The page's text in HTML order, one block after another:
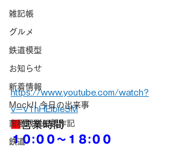
雑記帳
グルメ
鉄道模型
お知らせ
新着情報
Mock!! 今日の出来事
南極観測船製作記
鉄道
https://www.youtube.com/watch?
v=v1hHEIbieSM
■営業時間
１０:００～１８:００